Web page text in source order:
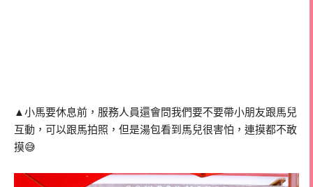
▲小馬要休息前，服務人員還會問我們要不要帶小朋友跟馬兒
互動，可以跟馬拍照，但是湯包看到馬兒很害怕，連摸都不敢
摸😅